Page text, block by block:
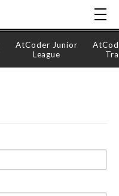
AtCoder Junior
League